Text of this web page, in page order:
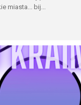
miasta... bij...